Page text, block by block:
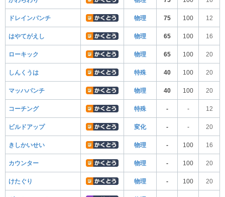
ドレインパンチ 物理 75 100 12
はやてがえし 物理 65 100 16
ローキック 物理 65 100 20
しんくうは 特殊 40 100 20
マッハパンチ 物理 40 100 20
コーチング 特殊 - - 12
ビルドアップ 変化 - - 20
きしかいせい 物理 - 100 16
カウンター 物理 - 100 20
けたぐり 物理 - 100 20